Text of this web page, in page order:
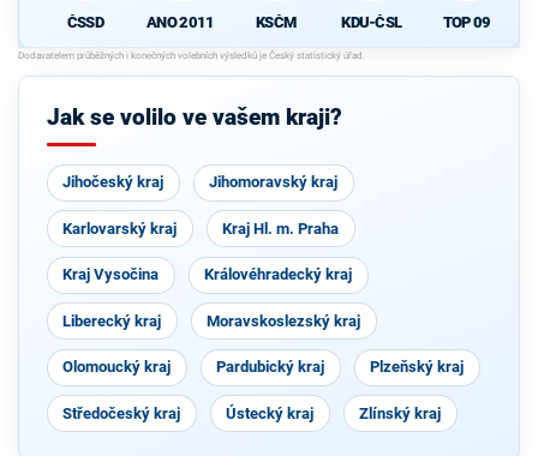
ČSSD ANO 2011 KSČM KDU-ČSL TOP 09
Jak se volilo ve vašem kraji?
Jihočeský kraj Jihomoravský kraj
Karlovarský kraj Kraj Hl. m. Praha
Kraj Vysočina Královéhradecký kraj
Liberecký kraj Moravskoslezský kraj
Olomoucký kraj Pardubický kraj Plzeňský kraj
Středočeský kraj Ústecký kraj Zlínský kraj